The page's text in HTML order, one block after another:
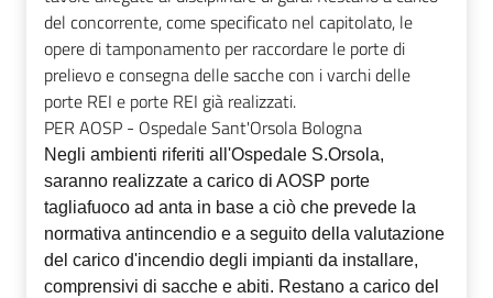
del concorrente, come specificato nel capitolato, le
opere di tamponamento per raccordare le porte di
prelievo e consegna delle sacche con i varchi delle
porte REI e porte REI già realizzati.
PER AOSP - Ospedale Sant'Orsola Bologna
Negli ambienti riferiti all'Ospedale S.Orsola,
saranno realizzate a carico di AOSP porte
tagliafuoco ad anta in base a ciò che prevede la
normativa antincendio e a seguito della valutazione
del carico d'incendio degli impianti da installare,
comprensivi di sacche e abiti. Restano a carico del